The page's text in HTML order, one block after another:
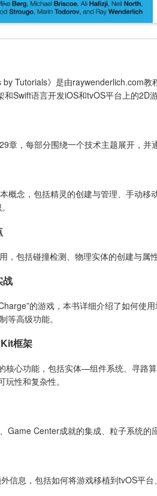
by Tutorials》是由raywenderlich.com
和Swift语言开发iOS和tvOS平台上的
章，每部分围绕一个技术主题展开，
概念，包括精灵的创建与管理、手动
，包括碰撞检测、物理实体的创建与
战
的游戏，本书详细介绍了如何使
等高级功能。
框架
核心功能，包括实体—组件系统、寻路
性和复杂性。
Game Center成就的集成、粒子系统
信息，包括如何将游戏移植到tvOS平